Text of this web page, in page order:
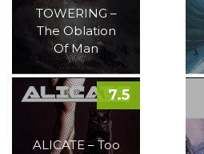
TOWERING –
The Oblation
Of Man
ALICATE – Too
7.5